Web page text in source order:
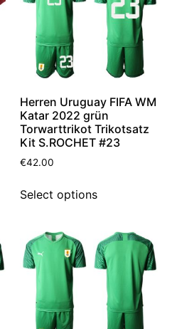
Herren Uruguay FIFA WM
Katar 2022 grün
Torwarttrikot Trikotsatz
Kit S.ROCHET #23
€42.00
Select options